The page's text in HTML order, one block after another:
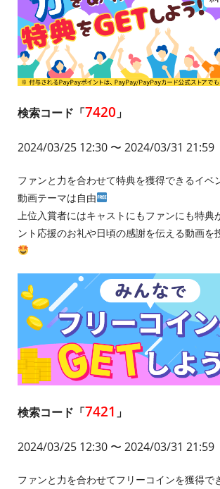
検索コード「7420 」
2024/03/25 12:30 〜 2024/03/31 21:59
ファンと力を合わせて特典を獲得できるイベ
動画テーマは自由
上位入賞者にはキャストにもファンにも特典
ント応援のお礼や日頃の感謝を伝える動画を
検索コード「7421 」
2024/03/25 12:30 〜 2024/03/31 21:59
ファンと力を合わせてフリーコインを獲得で